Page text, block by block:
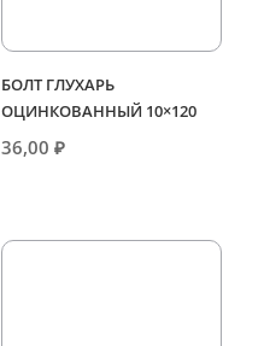
БОЛТ ГЛУХАРЬ
ОЦИНКОВАННЫЙ 10×120
36,00₽